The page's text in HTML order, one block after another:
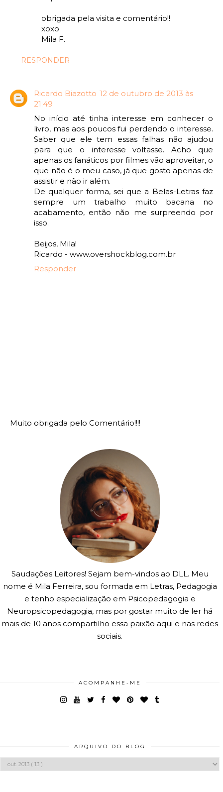
obrigada pela visita e comentário!!
xoxo
Mila F.
RESPONDER
Ricardo Biazotto 12 de outubro de 2013 às
21:49
No início até tinha interesse em conhecer o
livro, mas aos poucos fui perdendo o interesse.
Saber que ele tem essas falhas não ajudou
para que o interesse voltasse. Acho que
apenas os fanáticos por filmes vão aproveitar, o
que não é o meu caso, já que gosto apenas de
assistir e não ir além.
De qualquer forma, sei que a Belas-Letras faz
sempre um trabalho muito bacana no
acabamento, então não me surpreendo por
isso.
Beijos, Mila!
Ricardo - www.overshockblog.com.br
Responder
Muito obrigada pelo Comentário!!!!
Saudações Leitores! Sejam bem-vindos ao DLL. Meu
nome é Mila Ferreira, sou formada em Letras, Pedagogia
e tenho especialização em Psicopedagogia e
Neuropsicopedagogia, mas por gostar muito de ler há
mais de 10 anos compartilho essa paixão aqui e nas redes
sociais.
ACOMPANHE-ME
ARQUIVO DO BLOG